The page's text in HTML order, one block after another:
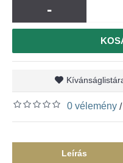
-
0 vélemény /
Leírás